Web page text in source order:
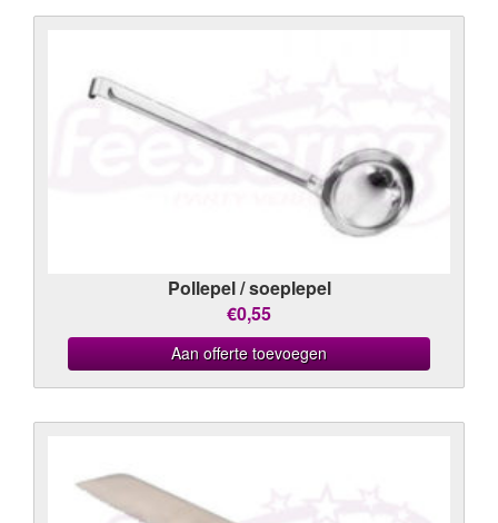
Pollepel / soeplepel
€0,55
Aan offerte toevoegen